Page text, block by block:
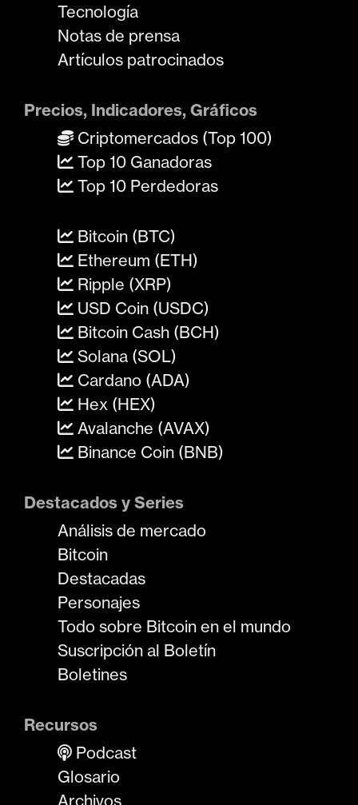
Tecnología
Notas de prensa
Artículos patrocinados
Precios, Indicadores, Gráficos
Criptomercados (Top 100)
Top 10 Ganadoras
Top 10 Perdedoras
Bitcoin (BTC)
Ethereum (ETH)
Ripple (XRP)
USD Coin (USDC)
Bitcoin Cash (BCH)
Solana (SOL)
Cardano (ADA)
Hex (HEX)
Avalanche (AVAX)
Binance Coin (BNB)
Destacados y Series
Análisis de mercado
Bitcoin
Destacadas
Personajes
Todo sobre Bitcoin en el mundo
Suscripción al Boletín
Boletines
Recursos
Podcast
Glosario
Archivos